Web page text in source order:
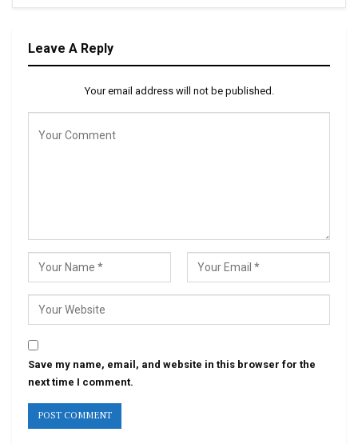
Leave A Reply
Your email address will not be published.
Save my name, email, and website in this browser for the
next time I comment.